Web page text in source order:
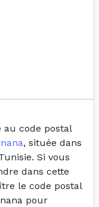
au code postal
, située dans
Si vous
dans cette
le code postal
pour